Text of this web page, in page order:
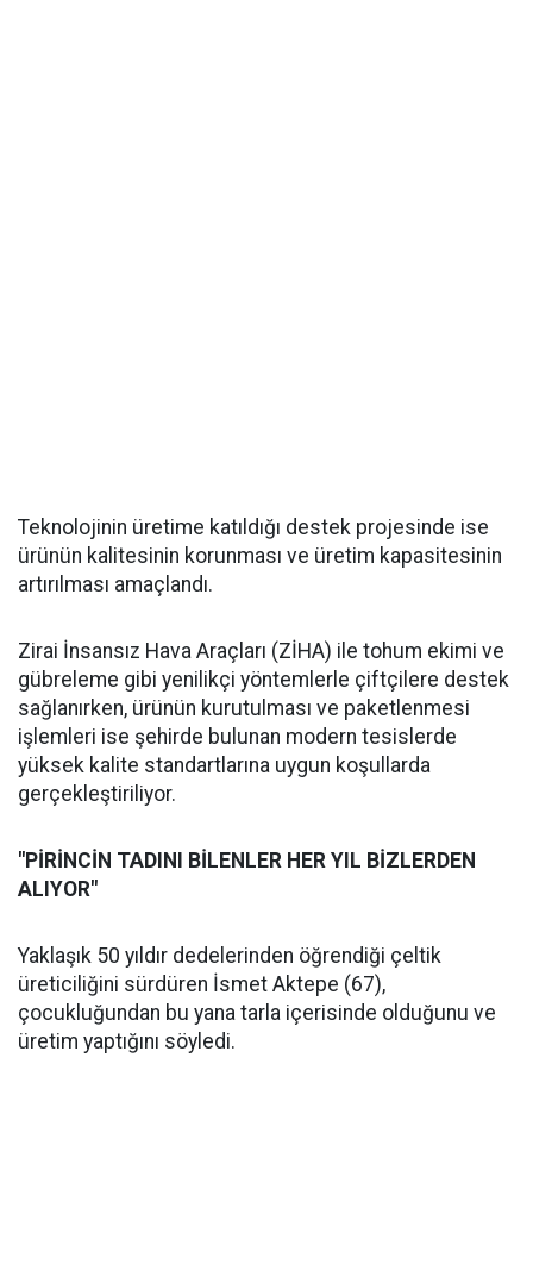
Teknolojinin üretime katıldığı destek projesinde ise
ürünün kalitesinin korunması ve üretim kapasitesinin
artırılması amaçlandı.
Zirai İnsansız Hava Araçları (ZİHA) ile tohum ekimi ve
gübreleme gibi yenilikçi yöntemlerle çiftçilere destek
sağlanırken, ürünün kurutulması ve paketlenmesi
işlemleri ise şehirde bulunan modern tesislerde
yüksek kalite standartlarına uygun koşullarda
gerçekleştiriliyor.
"PİRİNCİN TADINI BİLENLER HER YIL BİZLERDEN
ALIYOR"
Yaklaşık 50 yıldır dedelerinden öğrendiği çeltik
üreticiliğini sürdüren İsmet Aktepe (67),
çocukluğundan bu yana tarla içerisinde olduğunu ve
üretim yaptığını söyledi.